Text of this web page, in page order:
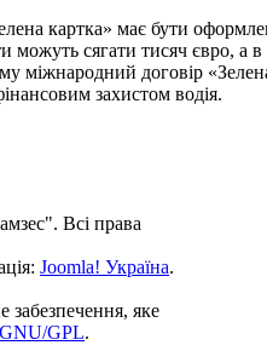
картка» має бути
сягати тисяч євро, а в
міжнародний договір
захистом водія.
Всі права
Joomla! Україна.
забезпечення, яке
GNU/GPL.